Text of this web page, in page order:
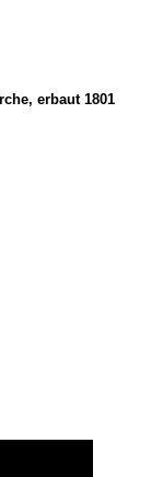
erbaut 1801